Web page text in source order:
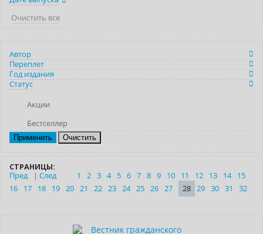
Очистить все
Автор
Переплет
Год издания
Статус
Акции
Бестселлер
Очистить
СТРАНИЦЫ:
Пред
| След 1 2 3 4 5 6 7 8 9 10 11 12 13 14
15
16
17 18 19 20 21 22 23 24 25 26 27 28 29 30 31 32